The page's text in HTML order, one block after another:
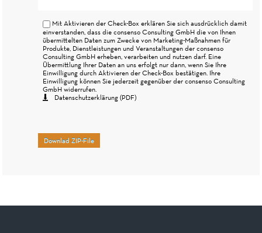
Mit Aktivieren der Check-Box erklären Sie sich ausdrücklich damit
einverstanden, dass die consenso Consulting GmbH die von Ihnen
übermittelten Daten zum Zwecke von Marketing-Maßnahmen für
Produkte, Dienstleistungen und Veranstaltungen der consenso
Consulting GmbH erheben, verarbeiten und nutzen darf. Eine
Übermittlung Ihrer Daten an uns erfolgt nur dann, wenn Sie Ihre
Einwilligung durch Aktivieren der Check-Box bestätigen. Ihre
Einwilligung können Sie jederzeit gegenüber der consenso Consulting
GmbH widerrufen.
Datenschutzerklärung (PDF)
Downlad ZIP-File